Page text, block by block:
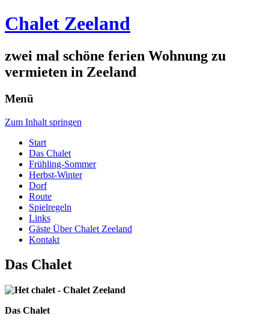
Chalet Zeeland
zwei mal schöne ferien Wohnung zu
vermieten in Zeeland
Menü
Zum Inhalt springen
Start
Das Chalet
Frühling-Sommer
Herbst-Winter
Dorf
Route
Spielregeln
Links
Gäste Über Chalet Zeeland
Kontakt
Das Chalet
Das Chalet